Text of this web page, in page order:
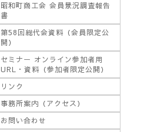
昭和町商工会 会員景況調査報告
書
第58回総代会資料（会員限定公
開）
セミナー オンライン参加者用
URL・資料（参加者限定公開）
リンク
事務所案内（アクセス）
お問い合わせ